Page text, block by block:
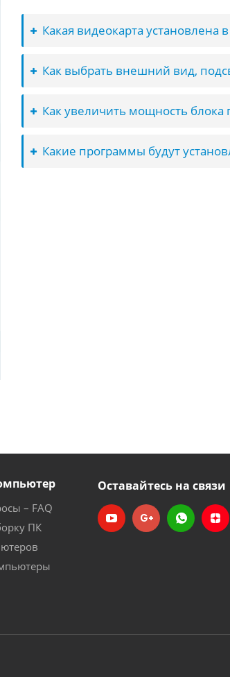
Какая видеокарта установлена
Как выбрать внешний вид,
Как увеличить мощность блока
Какие программы будут
– FAQ
ПК
Оставайтесь на связи